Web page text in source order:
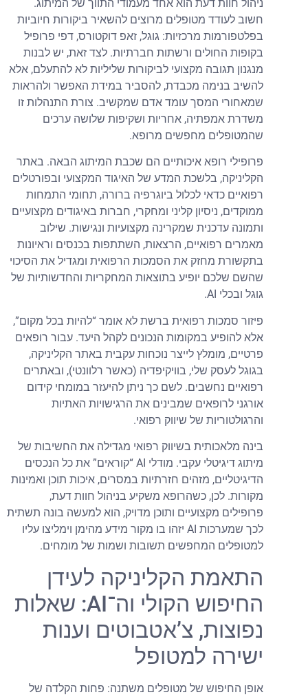
ניהול חוות דעת הוא אחד מעמודי התווך של המיתוג.
חשוב לעודד מטופלים מרוצים להשאיר ביקורות חיוביות
בפלטפורמות מרכזיות: גוגל, זאפ דוקטורס, דפי פרופיל
בקופות החולים ורשתות חברתיות. לצד זאת, יש לבנות
מנגנון תגובה מקצועי לביקורות שליליות לא להתעלם, אלא
להשיב בנימה מכבדת, להסביר במידת האפשר ולהראות
שמאחורי המסך עומד אדם שמקשיב. צורת התנהלות זו
משדרת אמפתיה, אחריות ושקיפות שלושה ערכים
שהמטופלים מחפשים מרופא.
פרופילי רופא איכותיים הם שכבת המיתוג הבאה. באתר
הקליניקה, בלשכת המדע של האיגוד המקצועי ובפורטלים
רפואיים כדאי לכלול ביוגרפיה ברורה, תחומי התמחות
ממוקדים, ניסיון קליני ומחקרי, חברות באיגודים מקצועיים
ותמונה עדכנית שמקרינה מקצועיות ונגישות. שילוב
מאמרים רפואיים, הרצאות, השתתפות בכנסים וראיונות
בתקשורת מחזק את הסמכות הרפואית ומגדיל את הסיכוי
שהשם שלכם יופיע בתוצאות המחקריות והחדשותיות של
גוגל ובכלי AI.
פיזור סמכות רפואית ברשת לא אומר “להיות בכל מקום”,
אלא להופיע במקומות הנכונים לקהל היעד. עבור רופאים
פרטיים, מומלץ לייצר נוכחות עקבית באתר הקליניקה,
בגוגל לעסק שלי, בוויקיפדיה (כאשר רלוונטי), ובאתרים
רפואיים נחשבים. לשם כך ניתן להיעזר במומחי קידום
אורגני לרופאים שמבינים את הרגישויות האתיות
והרגולטוריות של שיווק רפואי.
בינה מלאכותית בשיווק רפואי מגדילה את החשיבות של
מיתוג דיגיטלי עקבי. מודלי AI “קוראים” את כל הנכסים
הדיגיטליים, מזהים חזרתיות במסרים, איכות תוכן ואמינות
מקורות. לכן, כשהרופא משקיע בניהול חוות דעת,
פרופילים מקצועיים ותוכן מדויק, הוא למעשה בונה תשתית
לכך שמערכות AI יזהו בו מקור מידע מהימן וימליצו עליו
למטופלים המחפשים תשובות ושמות של מומחים.
התאמת הקליניקה לעידן
החיפוש הקולי וה־AI: שאלות
נפוצות, צ’אטבוטים וענות
ישירה למטופל
אופן החיפוש של מטופלים משתנה: פחות הקלדה של